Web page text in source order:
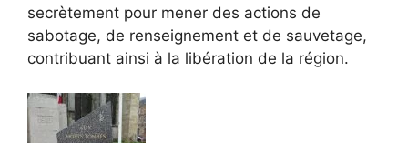
secrètement pour mener des actions de
sabotage, de renseignement et de sauvetage,
contribuant ainsi à la libération de la région.